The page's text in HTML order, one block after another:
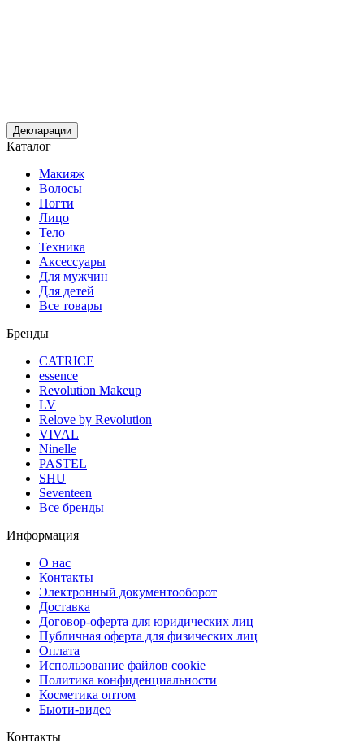
Декларации
Каталог
Макияж
Волосы
Ногти
Лицо
Тело
Техника
Аксессуары
Для мужчин
Для детей
Все товары
Бренды
CATRICE
essence
Revolution Makeup
LV
Relove by Revolution
VIVAL
Ninelle
PASTEL
SHU
Seventeen
Все бренды
Информация
О нас
Контакты
Электронный документооборот
Доставка
Договор-оферта для юридических лиц
Публичная оферта для физических лиц
Оплата
Использование файлов cookie
Политика конфиденциальности
Косметика оптом
Бьюти-видео
Контакты